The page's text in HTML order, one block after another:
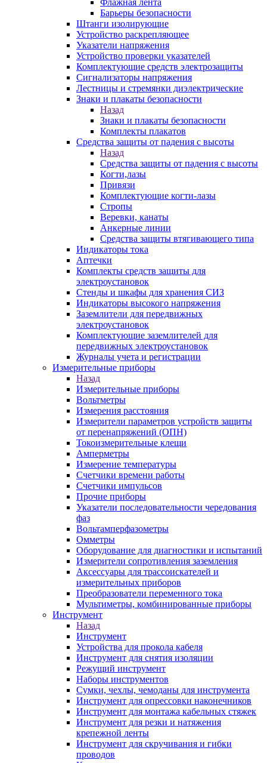
Флажная лента
Барьеры безопасности
Штанги изолирующие
Устройство раскрепляющее
Указатели напряжения
Устройство проверки указателей
Комплектующие средств электрозащиты
Сигнализаторы напряжения
Лестницы и стремянки диэлектрические
Знаки и плакаты безопасности
Назад
Знаки и плакаты безопасности
Комплекты плакатов
Средства защиты от падения с высоты
Назад
Средства защиты от падения с высоты
Когти,лазы
Привязи
Комплектующие когти-лазы
Стропы
Веревки, канаты
Анкерные линии
Средства защиты втягивающего типа
Индикаторы тока
Аптечки
Комплекты средств защиты для
электроустановок
Стенды и шкафы для хранения СИЗ
Индикаторы высокого напряжения
Заземлители для передвижных
электроустановок
Комплектующие заземлителей для
передвижных электроустановок
Журналы учета и регистрации
Измерительные приборы
Назад
Измерительные приборы
Вольтметры
Измерения расстояния
Измерители параметров устройств защиты
от перенапряжений (ОПН)
Токоизмерительные клещи
Амперметры
Измерение температуры
Счетчики времени работы
Счетчики импульсов
Прочие приборы
Указатели последовательности чередования
фаз
Вольтамперфазометры
Омметры
Оборудование для диагностики и испытаний
Измерители сопротивления заземления
Аксессуары для трассоискателей и
измерительных приборов
Преобразователи переменного тока
Мультиметры, комбинированные приборы
Инструмент
Назад
Инструмент
Устройства для прокола кабеля
Инструмент для снятия изоляции
Режущий инструмент
Наборы инструментов
Сумки, чехлы, чемоданы для инструмента
Инструмент для опрессовки наконечников
Инструмент для монтажа кабельных стяжек
Инструмент для резки и натяжения
крепежной ленты
Инструмент для скручивания и гибки
проводов